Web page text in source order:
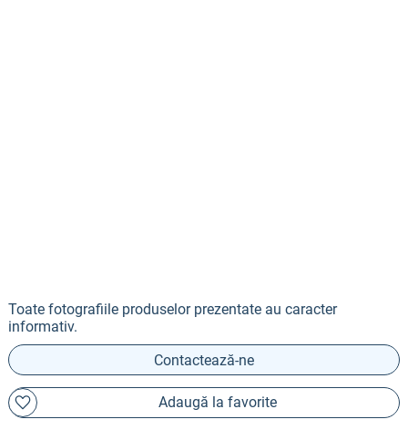
Toate fotografiile produselor prezentate au caracter
informativ.
Contactează-ne
Adaugă la favorite